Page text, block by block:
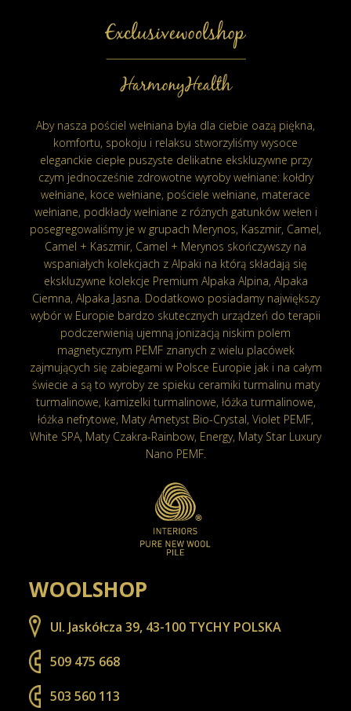
Aby nasza pościel wełniana była dla ciebie oazą piękna,
komfortu, spokoju i relaksu stworzyliśmy wysoce
eleganckie ciepłe puszyste delikatne ekskluzywne przy
czym jednocześnie zdrowotne wyroby wełniane: kołdry
wełniane, koce wełniane, pościele wełniane, materace
wełniane, podkłady wełniane z różnych gatunków wełen i
posegregowaliśmy je w grupach Merynos, Kaszmir, Camel,
Camel + Kaszmir, Camel + Merynos skończywszy na
wspaniałych kolekcjach z Alpaki na którą składają się
ekskluzywne kolekcje Premium Alpaka Alpina, Alpaka
Ciemna, Alpaka Jasna. Dodatkowo posiadamy największy
wybór w Europie bardzo skutecznych urządzeń do terapii
podczerwienią ujemną jonizacją niskim polem
magnetycznym PEMF znanych z wielu placówek
zajmujących się zabiegami w Polsce Europie jak i na całym
świecie a są to wyroby ze spieku ceramiki turmalinu maty
turmalinowe, kamizelki turmalinowe, łóżka turmalinowe,
łóżka nefrytowe, Maty Ametyst Bio-Crystal, Violet PEMF,
White SPA, Maty Czakra-Rainbow, Energy, Maty Star Luxury
Nano PEMF.
WOOLSHOP
Ul. Jaskółcza 39, 43-100 TYCHY POLSKA
509 475 668
503 560 113